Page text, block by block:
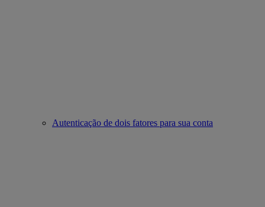
Autenticação de dois fatores para sua conta